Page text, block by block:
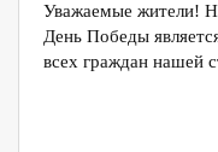
Уважаемые жители!
День Победы
всех граждан нашей